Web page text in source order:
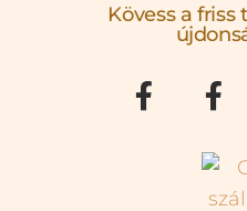
Kövess a